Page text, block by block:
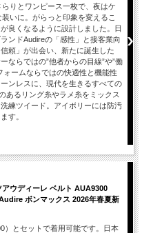
りとワンピース一枚で、夜はケ
いに。がらっと印象を変えるこ
良くなるように設計しました。日
ンドAudireの「感性」と接客業向
頼」が出会い、新たに誕生した
ならではの”他者からの目線”や”働
ォームならではの快適性と機能性
ンレスに、現代を生きるすべての
あるリング糸やラメ糸をミックス
練ツイード。アイボリーには防汚
す。
ウディーレ ベルト AUA9300
ボンマックス 2026年春夏新
）とセットで着用可能です。日本